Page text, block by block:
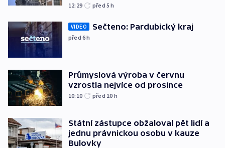
12:29 před 5h
VIDEO Sečteno: Pardubický kraj
před 6h
Průmyslová výroba v červnu
vzrostla nejvíce od prosince
10:10 před 10 h
Státní zástupce obžaloval pět lidí a
jednu právnickou osobu v kauze
Bulovky